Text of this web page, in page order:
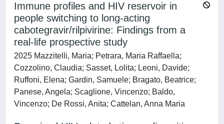
Immune profiles and HIV reservoir in
people switching to long-acting
cabotegravir/rilpivirine: Findings from a
real-life prospective study
2025 Mazzitelli, Maria; Petrara, Maria Raffaella;
Cozzolino, Claudia; Sasset, Lolita; Leoni, Davide;
Ruffoni, Elena; Gardin, Samuele; Bragato, Beatrice;
Panese, Angela; Scaglione, Vincenzo; Baldo,
Vincenzo; De Rossi, Anita; Cattelan, Anna Maria